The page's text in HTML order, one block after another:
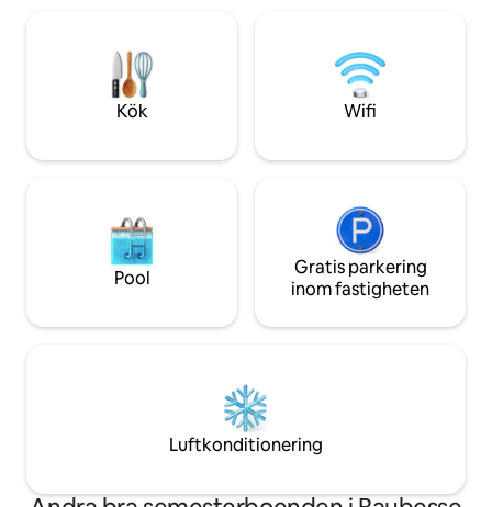
personer med nedsatt rörlighet på
grund av många trappor.
Kök Wifi
Pool
Gratis parkering
inom fastigheten
Luftkonditionering